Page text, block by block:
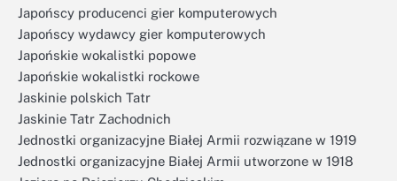
Japońscy producenci gier komputerowych
Japońscy wydawcy gier komputerowych
Japońskie wokalistki popowe
Japońskie wokalistki rockowe
Jaskinie polskich Tatr
Jaskinie Tatr Zachodnich
Jednostki organizacyjne Białej Armii rozwiązane w 1919
Jednostki organizacyjne Białej Armii utworzone w 1918